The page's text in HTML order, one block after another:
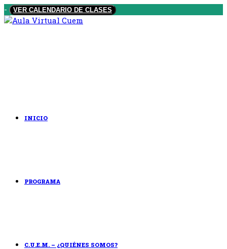
Saltar
al
- VER CALENDARIO DE CLASES
INICIO
PROGRAMA
C.U.E.M. – ¿QUIÉNES SOMOS?